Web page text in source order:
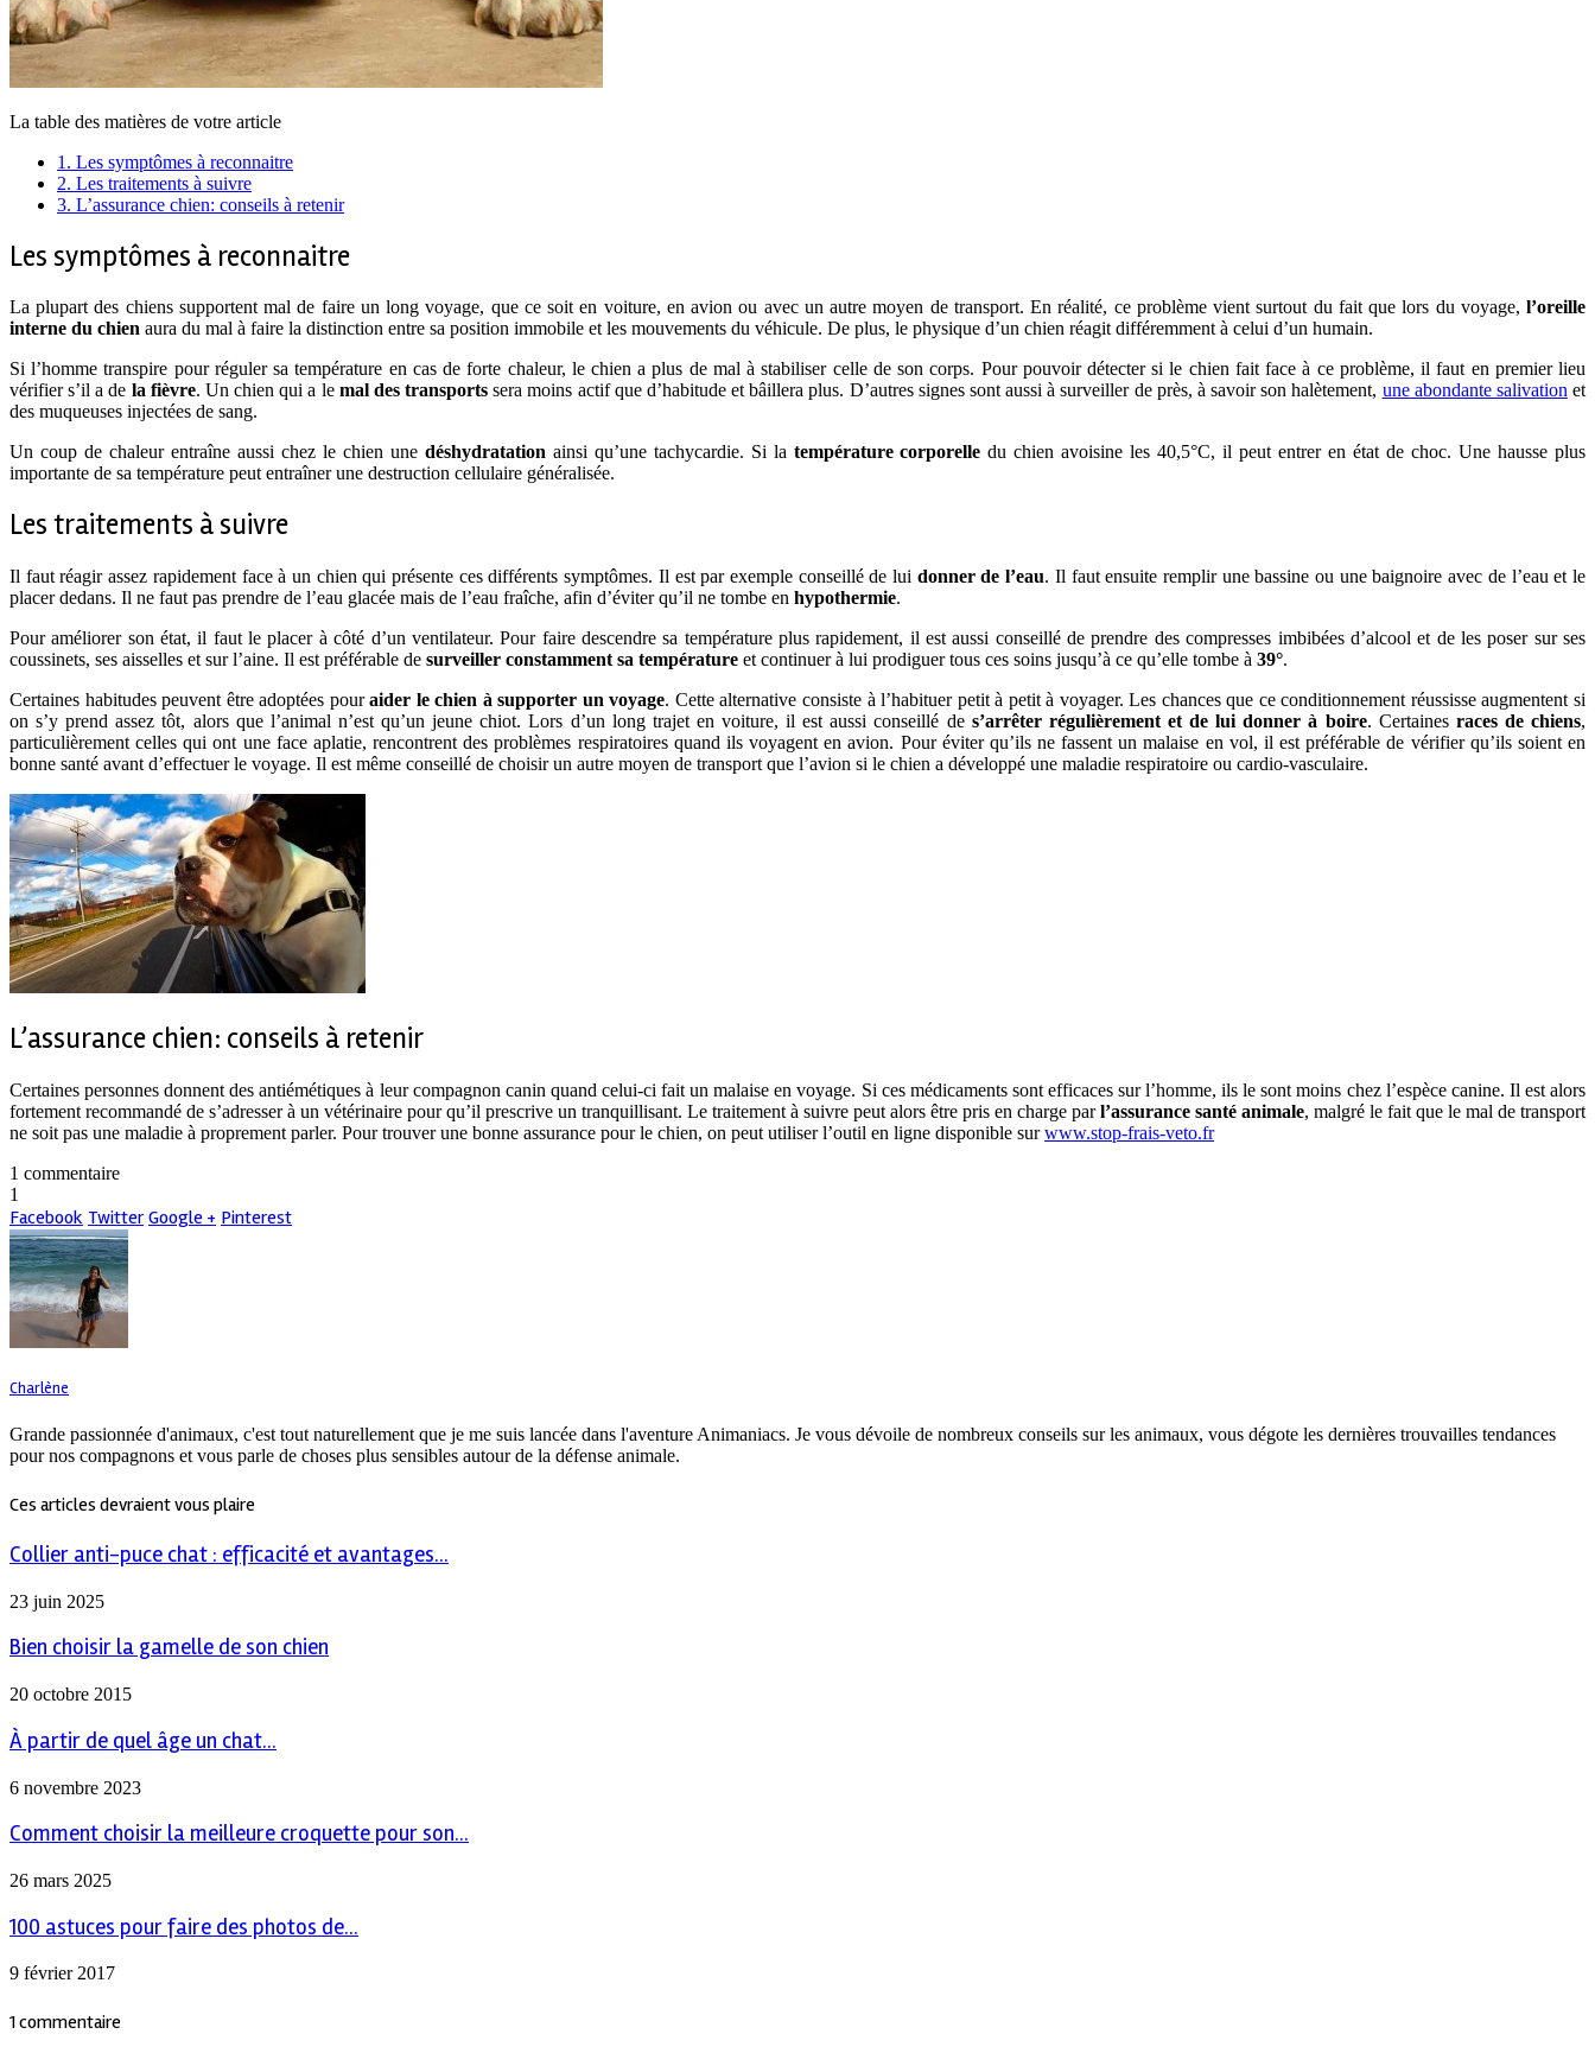
La table des matières de votre article
1. Les symptômes à reconnaitre
2. Les traitements à suivre
3. L’assurance chien: conseils à retenir
Les symptômes à reconnaitre
La plupart des chiens supportent mal de faire un long voyage, que ce soit en voiture, en avion ou avec un autre moyen de transport. En réalité, ce problème vient surtout du fait que lors du voyage, l’oreille
interne du chien aura du mal à faire la distinction entre sa position immobile et les mouvements du véhicule. De plus, le physique d’un chien réagit différemment à celui d’un humain.
Si l’homme transpire pour réguler sa température en cas de forte chaleur, le chien a plus de mal à stabiliser celle de son corps. Pour pouvoir détecter si le chien fait face à ce problème, il faut en premier lieu
vérifier s’il a de la fièvre. Un chien qui a le mal des transports sera moins actif que d’habitude et bâillera plus. D’autres signes sont aussi à surveiller de près, à savoir son halètement, une abondante salivationet
des muqueuses injectées de sang.
Un coup de chaleur entraîne aussi chez le chien une déshydratationainsi qu’une tachycardie. Si la température corporelle du chien avoisine les 40,5°C, il peut entrer en état de choc. Une hausse plus
importante de sa température peut entraîner une destruction cellulaire généralisée.
Les traitements à suivre
Il faut réagir assez rapidement face à un chien qui présente ces différents symptômes. Il est par exemple conseillé de lui donner de l’eau. Il faut ensuite remplir une bassine ou une baignoire avec de l’eau et le
placer dedans. Il ne faut pas prendre de l’eau glacée mais de l’eau fraîche, afin d’éviter qu’il ne tombe en hypothermie.
Pour améliorer son état, il faut le placer à côté d’un ventilateur. Pour faire descendre sa température plus rapidement, il est aussi conseillé de prendre des compresses imbibées d’alcool et de les poser sur ses
coussinets, ses aisselles et sur l’aine. Il est préférable de surveiller constamment sa température et continuer à lui prodiguer tous ces soins jusqu’à ce qu’elle tombe à 39°.
Certaines habitudes peuvent être adoptées pouraider le chien à supporter un voyage. Cette alternative consiste à l’habituer petit à petit à voyager. Les chances que ce conditionnement réussisse augmentent si
on s’y prend assez tôt, alors que l’animal n’est qu’un jeune chiot. Lors d’un long trajet en voiture, il est aussi conseillé de s’arrêter régulièrement et de lui donner à boire. Certaines races de chiens,
particulièrement celles qui ont une face aplatie, rencontrent des problèmes respiratoires quand ils voyagent en avion. Pour éviter qu’ils ne fassent un malaise en vol, il est préférable de vérifier qu’ils soient en
bonne santé avant d’effectuer le voyage. Il est même conseillé de choisir un autre moyen de transport que l’avion si le chien a développé une maladie respiratoire ou cardio-vasculaire.
L’assurance chien: conseils à retenir
Certaines personnes donnent des antiémétiques à leur compagnon canin quand celui-ci fait un malaise en voyage. Si ces médicaments sont efficaces sur l’homme, ils le sont moins chez l’espèce canine. Il est alors
fortement recommandé de s’adresser à un vétérinaire pour qu’il prescrive un tranquillisant. Le traitement à suivre peut alors être pris en charge parl’assurance santé animale, malgré le fait que le mal de transport
ne soit pas une maladie à proprement parler. Pour trouver une bonne assurance pour le chien, on peut utiliser l’outil en ligne disponible surwww.stop-frais-veto.fr
1 commentaire
1
Facebook Twitter Google + Pinterest
Charlène
Grande passionnée d'animaux, c'est tout naturellement que je me suis lancée dans l'aventure Animaniacs. Je vous dévoile de nombreux conseils sur les animaux, vous dégote les dernières trouvailles tendances
pour nos compagnons et vous parle de choses plus sensibles autour de la défense animale.
Ces articles devraient vous plaire
Collier anti-puce chat : efficacité et avantages...
23 juin 2025
Bien choisir la gamelle de son chien
20 octobre 2015
À partir de quel âge un chat...
6 novembre 2023
Comment choisir la meilleure croquette pour son...
26 mars 2025
100 astuces pour faire des photos de...
9 février 2017
1 commentaire